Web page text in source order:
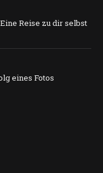
Reise zu dir selbst
eines Fotos